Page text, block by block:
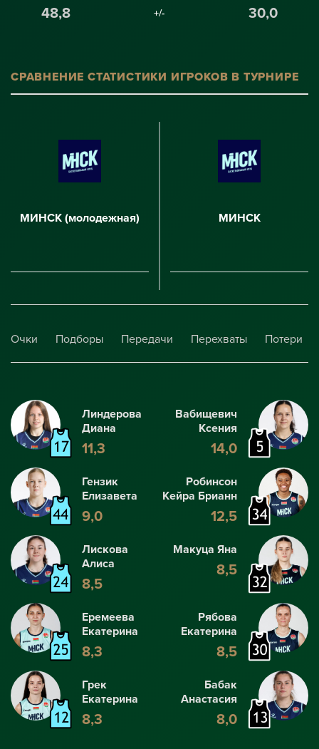
48,8
+/-
30,0
СРАВНЕНИЕ СТАТИСТИКИ ИГРОКОВ В ТУРНИРЕ
МИНСК (молодежная) МИНСК
Очки Подборы Передачи Перехваты Потери
Линдерова
Диана
11,3
Вабищевич
Ксения
14,0
Гензик
Елизавета
9,0
Робинсон
Кейра Брианн
12,5
Лискова
Алиса
8,5
Макуца Яна
8,5
Еремеева
Екатерина
8,3
Рябова
Екатерина
8,5
Грек
Екатерина
8,3
Бабак
Анастасия
8,0